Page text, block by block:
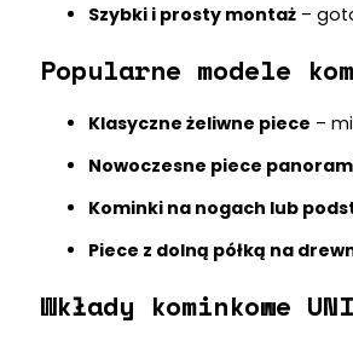
Szybki i prosty montaż–
Popularne modele
Klasyczne żeliwne piece –
Nowoczesne piece
Kominki na nogach lub
Piece z dolną półką na
Wkłady kominkowe